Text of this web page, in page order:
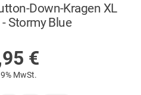
Down-Kragen XL
Stormy Blue
€
MwSt.